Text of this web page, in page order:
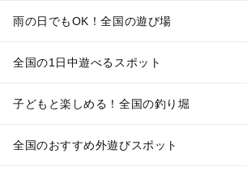
雨の日でもOK！全国の遊び場
全国の1日中遊べるスポット
子どもと楽しめる！全国の釣り堀
全国のおすすめ外遊びスポット